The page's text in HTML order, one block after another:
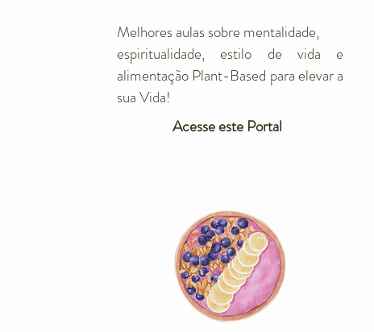
Melhores aulas sobre mentalidade,
espiritualidade, estilo de vida e
alimentação Plant-Based para elevar a
sua Vida!
Acesse este Portal